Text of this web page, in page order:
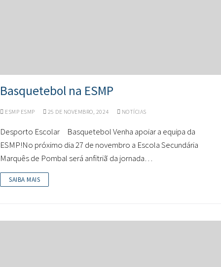
Basquetebol na ESMP
ESMP ESMP 25 DE NOVEMBRO, 2024 NOTÍCIAS
Desporto Escolar Basquetebol Venha apoiar a equipa da
ESMP!No próximo dia 27 de novembro a Escola Secundária
Marquês de Pombal será anfitriã da jornada…
SAIBA MAIS